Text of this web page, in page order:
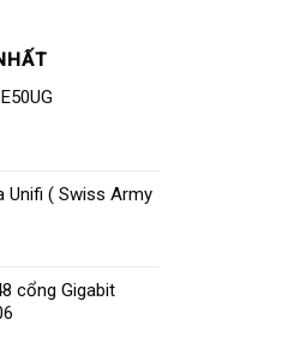
Unifi ( Swiss Army
cổng Gigabit